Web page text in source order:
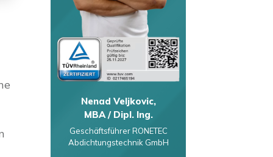
Nenad Veljkovic,
MBA / Dipl. Ing.
Geschäftsführer RONETEC
Abdichtungstechnik GmbH